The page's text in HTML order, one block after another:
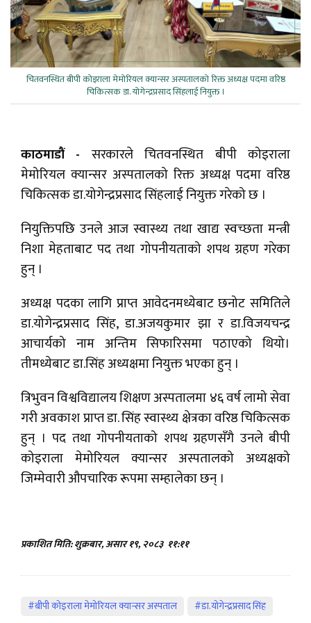
चितवनस्थित बीपी कोइराला मेमोरियल क्यान्सर अस्पतालको रिक्त अध्यक्ष पदमा वरिष्ठ
चिकित्सक डा. योगेन्द्रप्रसाद सिंहलाई नियुक्त ।
काठमाडौं - सरकारले चितवनस्थित बीपी कोइराला
मेमोरियल क्यान्सर अस्पतालको रिक्त अध्यक्ष पदमा वरिष्ठ
चिकित्सक डा.योगेन्द्रप्रसाद सिंहलाई नियुक्त गरेको छ ।
नियुक्तिपछि उनले आज स्वास्थ्य तथा खाद्य स्वच्छता मन्त्री
निशा मेहताबाट पद तथा गोपनीयताको शपथ ग्रहण गरेका
हुन् ।
अध्यक्ष पदका लागि प्राप्त आवेदनमध्येबाट छनोट समितिले
डा.योगेन्द्रप्रसाद सिंह, डा.अजयकुमार झा र डा.विजयचन्द्र
आचार्यको नाम अन्तिम सिफारिसमा पठाएको थियो।
तीमध्येबाट डा.सिंह अध्यक्षमा नियुक्त भएका हुन् ।
त्रिभुवन विश्वविद्यालय शिक्षण अस्पतालमा ४६ वर्ष लामो सेवा
गरी अवकाश प्राप्त डा. सिंह स्वास्थ्य क्षेत्रका वरिष्ठ चिकित्सक
हुन् । पद तथा गोपनीयताको शपथ ग्रहणसँगै उनले बीपी
कोइराला मेमोरियल क्यान्सर अस्पतालको अध्यक्षको
जिम्मेवारी औपचारिक रूपमा सम्हालेका छन् ।
प्रकाशित मिति: शुक्रबार, असार १९, २०८३ ११:११
#बीपी कोइराला मेमोरियल क्यान्सर अस्पताल #डा.योगेन्द्रप्रसाद सिंह